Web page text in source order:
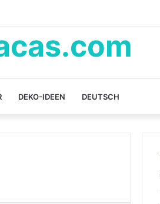
DEKO-IDEEN DEUTSCH